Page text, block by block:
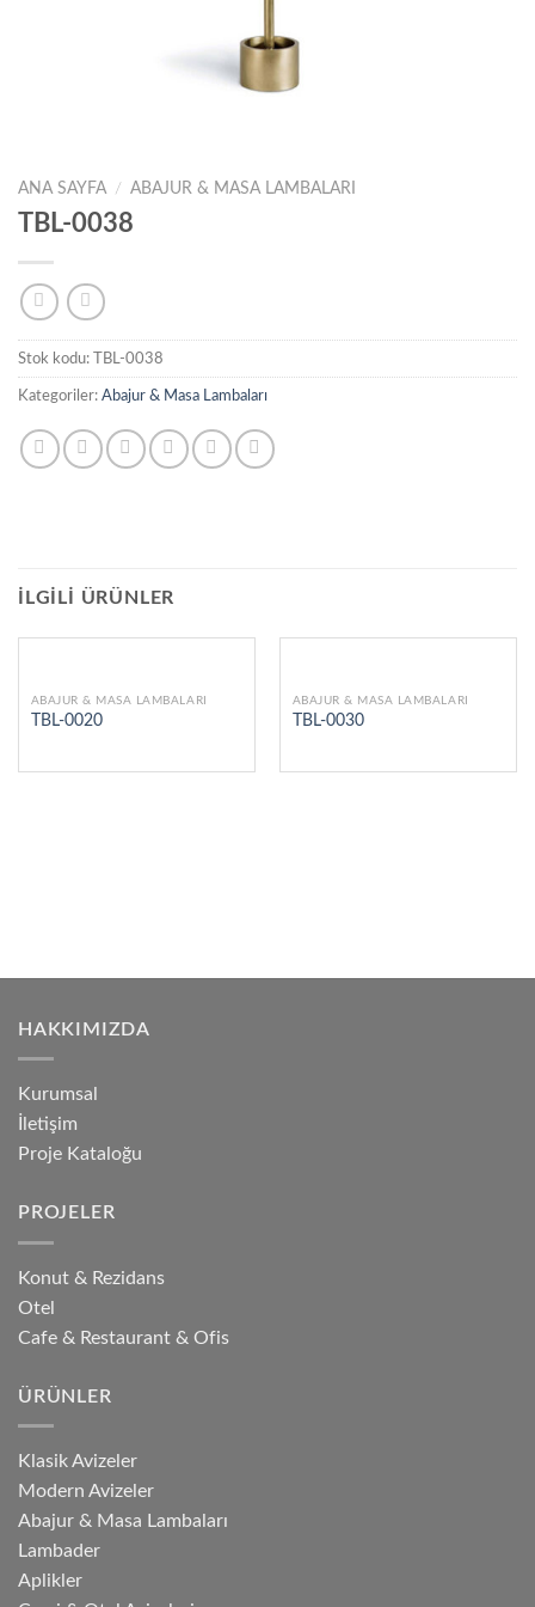
ANA SAYFA / ABAJUR & MASA LAMBALARI
TBL-0038
Stok kodu: TBL-0038
Kategoriler: Abajur & Masa Lambaları
İLGILI ÜRÜNLER
ABAJUR & MASA LAMBALARI
TBL-0020
ABAJUR & MASA LAMBALARI
TBL-0030
HAKKIMIZDA
Kurumsal
İletişim
Proje Kataloğu
PROJELER
Konut & Rezidans
Otel
Cafe & Restaurant & Ofis
ÜRÜNLER
Klasik Avizeler
Modern Avizeler
Abajur & Masa Lambaları
Lambader
Aplikler